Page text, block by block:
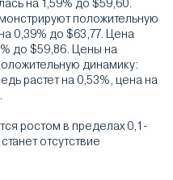
на 1,59% до $59,60.
положительную
0,39% до $63,77. Цена
до $59,86. Цены на
динамику:
растет на 0,53%, цена на
ростом в пределах 0,1-
отсутствие